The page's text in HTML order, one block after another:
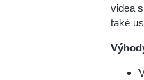
videa
také